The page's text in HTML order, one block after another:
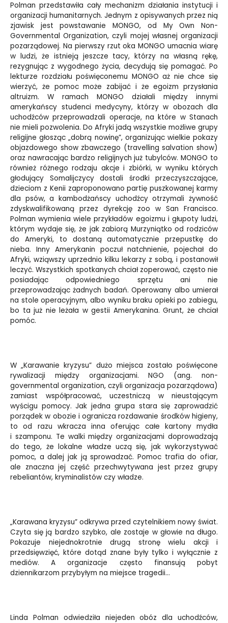
Polman przedstawiła cały mechanizm działania instytucji i
organizacji humanitarnych. Jednym z opisywanych przez nią
zjawisk jest powstawanie MONGO, od My Own Non-
Governmental Organization, czyli mojej własnej organizacji
pozarządowej. Na pierwszy rzut oka MONGO umacnia wiarę
w ludzi, że istnieją jeszcze tacy, którzy na własną rękę,
rezygnując z wygodnego życia, decydują się pomagać. Po
lekturze rozdziału poświęconemu MONGO aż nie chce się
wierzyć, że pomoc może zabijać i że egoizm przysłania
altruizm. W ramach MONGO działali między innymi
amerykańscy studenci medycyny, którzy w obozach dla
uchodźców przeprowadzali operacje, na które w Stanach
nie mieli pozwolenia. Do Afryki jadą wszystkie możliwe grupy
religijne głosząc „dobrą nowinę”, organizując wielkie pokazy
objazdowego show zbawczego (travelling salvation show)
oraz nawracając bardzo religijnych już tubylców. MONGO to
również różnego rodzaju akcje i zbiórki, w wyniku których
głodujący Somalijczycy dostali środki przeczyszczające,
dzieciom z Kenii zaproponowano partię puszkowanej karmy
dla psów, a kambodżańscy uchodźcy otrzymali żywność
zdyskwalifikowaną przez dyrekcję zoo w San Francisco.
Polman wymienia wiele przykładów egoizmu i głupoty ludzi,
którym wydaje się, że jak zabiorą Murzyniątko od rodziców
do Ameryki, to dostaną automatycznie przepustkę do
nieba. Inny Amerykanin poczuł natchnienie, pojechał do
Afryki, wziąwszy uprzednio kilku lekarzy z sobą, i postanowił
leczyć. Wszystkich spotkanych chciał zoperować, często nie
posiadając odpowiedniego sprzętu ani nie
przeprowadzając żadnych badań. Operowany albo umierał
na stole operacyjnym, albo wyniku braku opieki po zabiegu,
bo ta już nie leżała w gestii Amerykanina. Grunt, że chciał
pomóc.
W „Karawanie kryzysu” dużo miejsca zostało poświęcone
rywalizacji między organizacjami. NGO (ang. non-
governmental organization, czyli organizacja pozarządowa)
zamiast współpracować, uczestniczą w nieustającym
wyścigu pomocy. Jak jedna grupa stara się zaprowadzić
porządek w obozie i ogranicza rozdawanie środków higieny,
to od razu wkracza inna oferując całe kartony mydła
i szamponu. Te walki między organizacjami doprowadzają
do tego, że lokalne władze uczą się, jak wykorzystywać
pomoc, a dalej jak ją sprowadzać. Pomoc trafia do ofiar,
ale znaczna jej część przechwytywana jest przez grupy
rebeliantów, kryminalistów czy władze.
„Karawana kryzysu” odkrywa przed czytelnikiem nowy świat.
Czyta się ją bardzo szybko, ale zostaje w głowie na długo.
Pokazuje niejednokrotnie drugą stronę wielu akcji i
przedsięwzięć, które dotąd znane były tylko i wyłącznie z
mediów. A organizacje często finansują pobyt
dziennikarzom przybyłym na miejsce tragedii…
Linda Polman odwiedziła niejeden obóz dla uchodźców,